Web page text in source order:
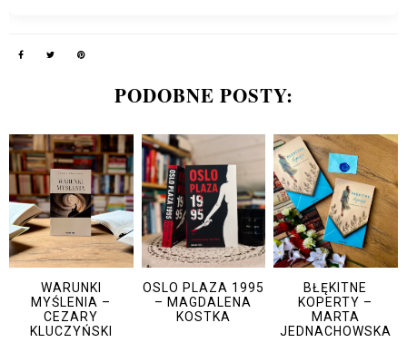
PODOBNE POSTY:
WARUNKI
MYŚLENIA –
CEZARY
KLUCZYŃSKI
OSLO PLAZA 1995
– MAGDALENA
KOSTKA
BŁĘKITNE
KOPERTY –
MARTA
JEDNACHOWSKA